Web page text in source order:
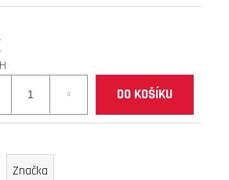
DO KOŠÍKU
Značka